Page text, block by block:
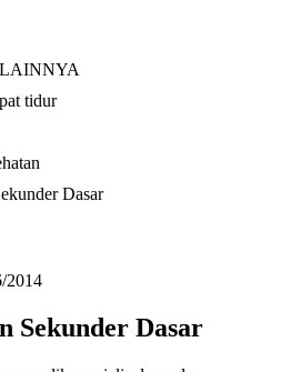
tidur
Dasar
2014
Sekunder Dasar